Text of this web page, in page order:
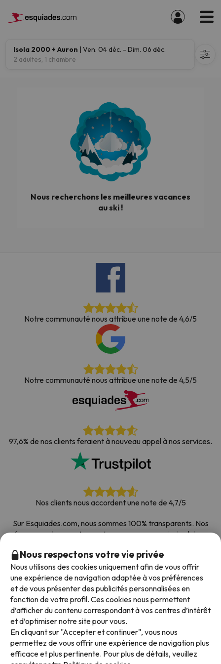
Isola 2000 + Auron | Ven. 04 déc. - Dim. 06 déc.
2 adultes, 1 chambre
Nous recherchons les meilleures vacances
au ski !
Notre communauté nous attribue une note de 4,6/5
Notre communauté nous attribue une note de 4,5/5
97,6% de nos clients feraient à nouveau appel à nos services.
Nos clients nous accordent une note de 4,7/5
Sur Esquiades.com, nous sommes 100% transparents. Nos
réseaux sociaux sont ouverts pour que vous puissiez laisser
sur le web proviennent de vrais clients.
Comptez sur nous|Plus de 700 000 personnes ont
réservé leur séjour au ski avec Esquiades.com
Modes de paiement disponibles
Nous respectons votre vie privée
Nous utilisons des cookies uniquement afin de vous offrir
une expérience de navigation adaptée à vos préférences
et de vous présenter des publicités personnalisées en
fonction de votre profil. Ces cookies nous permettent
d’afficher du contenu correspondant à vos centres d’intérêt
et d’optimiser notre site pour vous.
En cliquant sur "Accepter et continuer", vous nous
permettez de vous offrir une expérience de navigation plus
efficace et plus pertinente. Pour plus de détails, veuillez